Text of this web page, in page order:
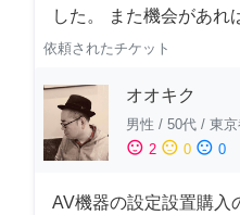
した。 また機会があれ
依頼されたチケット
オオキク
男性 / 50代 / 東
sentiment_satisfied 2 sentiment_neutral 0 sentiment_dissatisfied 0
AV機器の設定設置購入